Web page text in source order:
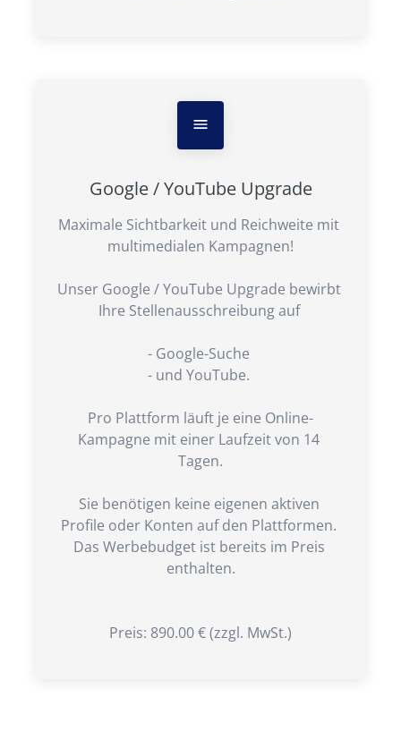
Google / YouTube Upgrade
Maximale Sichtbarkeit und Reichweite mit
multimedialen Kampagnen!
Unser Google / YouTube Upgrade bewirbt
Ihre Stellenausschreibung auf
- Google-Suche
- und YouTube.
Pro Plattform läuft je eine Online-
Kampagne mit einer Laufzeit von 14
Tagen.
Sie benötigen keine eigenen aktiven
Profile oder Konten auf den Plattformen.
Das Werbebudget ist bereits im Preis
enthalten.
Preis: 890.00 € (zzgl. MwSt.)